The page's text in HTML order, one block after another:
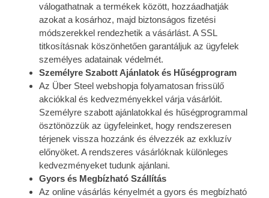
válogathatnak a termékek között, hozzáadhatják
azokat a kosárhoz, majd biztonságos fizetési
módszerekkel rendezhetik a vásárlást. A SSL
titkosításnak köszönhetően garantáljuk az ügyfelek
személyes adatainak védelmét.
Személyre Szabott Ajánlatok és Hűségprogram
Az Über Steel webshopja folyamatosan frissülő
akciókkal és kedvezményekkel várja vásárlóit.
Személyre szabott ajánlatokkal és hűségprogrammal
ösztönözzük az ügyfeleinket, hogy rendszeresen
térjenek vissza hozzánk és élvezzék az exkluzív
előnyöket. A rendszeres vásárlóknak különleges
kedvezményeket tudunk ajánlani.
Gyors és Megbízható Szállítás
Az online vásárlás kényelmét a gyors és megbízható